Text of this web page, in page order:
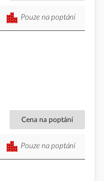
Pouze na poptání
Cena na poptání
Pouze na poptání